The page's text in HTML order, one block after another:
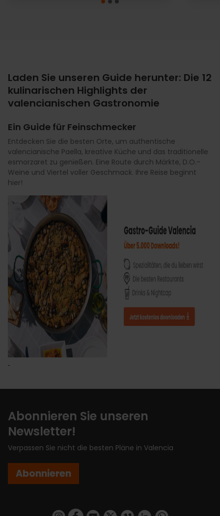
Laden Sie unseren Guide herunter: Die 12
kulinarischen Highlights der
valencianischen Gastronomie
Ein Guide für Feinschmecker
Entdecken Sie die besten Orte, um authentische
valencianische Paella, kreative Küche und das traditionelle
esmorzaret zu genießen. Eine Route durch Märkte, D.O.-
Weine und Viertel voller Geschmack. Ihre Reise beginnt
hier!
Abonnieren Sie unseren
Newsletter!
Verpassen Sie nicht die besten Pläne in Valencia
Abonnieren